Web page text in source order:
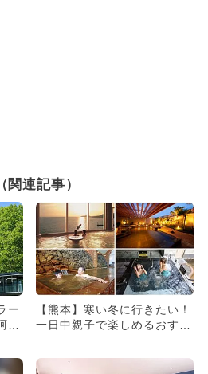
連記事）
ー
【熊本】寒い冬に行きたい！
一日中親子で楽しめるおすす